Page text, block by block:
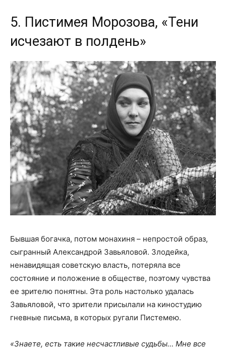
5. Пистимея Морозова, «Тени
исчезают в полдень»
Бывшая богачка, потом монахиня – непростой образ,
сыгранный Александрой Завьяловой. Злодейка,
ненавидящая советскую власть, потеряла все
состояние и положение в обществе, поэтому чувства
ее зрителю понятны. Эта роль настолько удалась
Завьяловой, что зрители присылали на киностудию
гневные письма, в которых ругали Пистемею.
«Знаете, есть такие несчастливые судьбы… Мне все